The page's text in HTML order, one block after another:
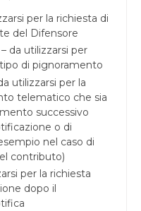
per la richiesta di
del Difensore
da utilizzarsi per
di pignoramento
utilizzarsi per la
telematico che sia
successivo
o di
nel caso di
contributo)
per la richiesta
dopo il